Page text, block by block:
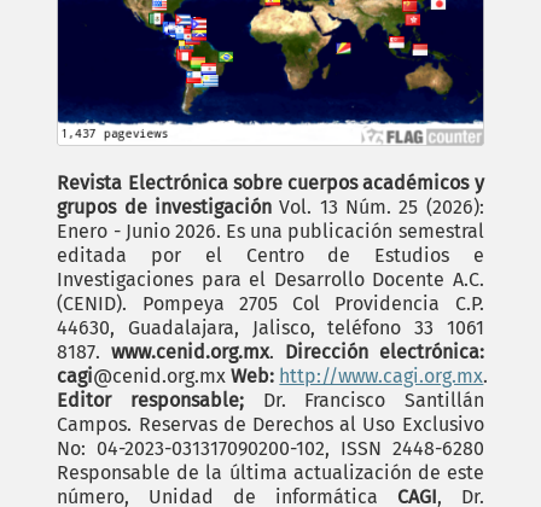
Revista Electrónica sobre cuerpos académicos y
grupos de investigación Vol. 13 Núm. 25 (2026):
Enero - Junio 2026. Es una publicación semestral
editada por el Centro de Estudios e
Investigaciones para el Desarrollo Docente A.C.
(CENID). Pompeya 2705 Col Providencia C.P.
44630, Guadalajara, Jalisco, teléfono 33 1061
8187.www.cenid.org.mx. Dirección electrónica:
cagi@cenid.org.mxWeb: http://www.cagi.org.mx.
Editor responsable;Dr. Francisco Santillán
Campos. Reservas de Derechos al Uso Exclusivo
No: 04-2023-031317090200-102, ISSN 2448-6280
Responsable de la última actualización de este
número, Unidad de informática CAGI, Dr.